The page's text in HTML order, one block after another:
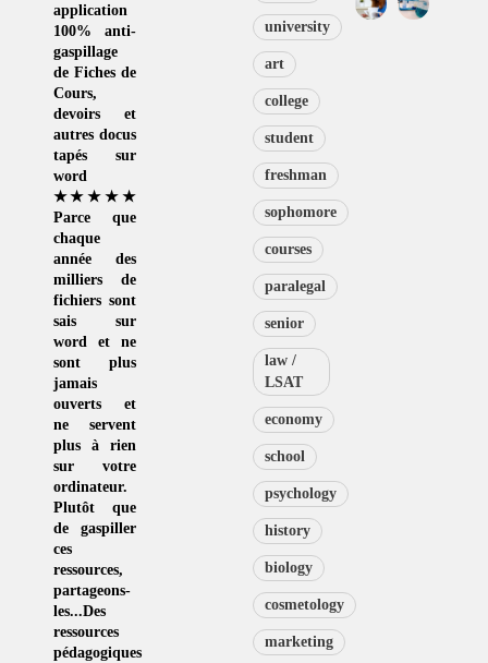
application
100% anti-
gaspillage
de Fiches de
Cours,
devoirs et
autres docus
tapés sur
word
★★★★★
Parce que
chaque
année des
milliers de
fichiers sont
sais sur
word et ne
sont plus
jamais
ouverts et
ne servent
plus à rien
sur votre
ordinateur.
Plutôt que
de gaspiller
ces
ressources,
partageons-
les...Des
ressources
pédagogiques
university
art
college
student
freshman
sophomore
courses
paralegal
senior
law /
LSAT
economy
school
psychology
history
biology
cosmetology
marketing